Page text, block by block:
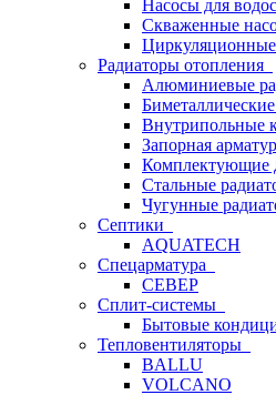
Насосы для
Скваженные
Радиаторы отопления
Алюминиевые
Внутрипольные
Запорная
Комплектующие
Стальные
Чугунные
Септики
AQUATECH
Спецарматура
СЕВЕР
Сплит-системы
Бытовые
Тепловентиляторы
BALLU
VOLCANO